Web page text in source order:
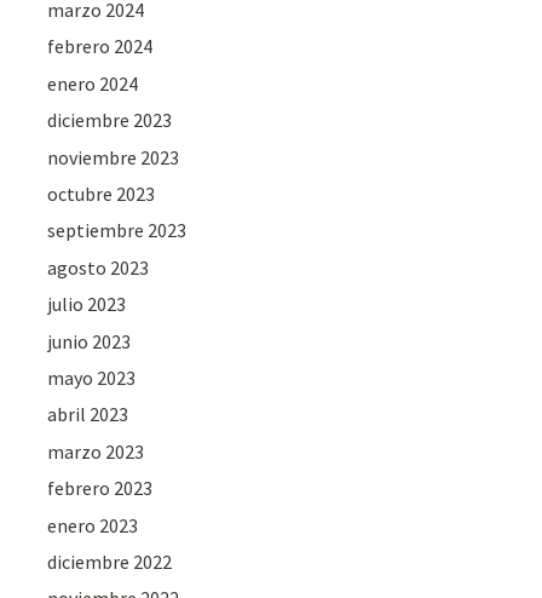
marzo 2024
febrero 2024
enero 2024
diciembre 2023
noviembre 2023
octubre 2023
septiembre 2023
agosto 2023
julio 2023
junio 2023
mayo 2023
abril 2023
marzo 2023
febrero 2023
enero 2023
diciembre 2022